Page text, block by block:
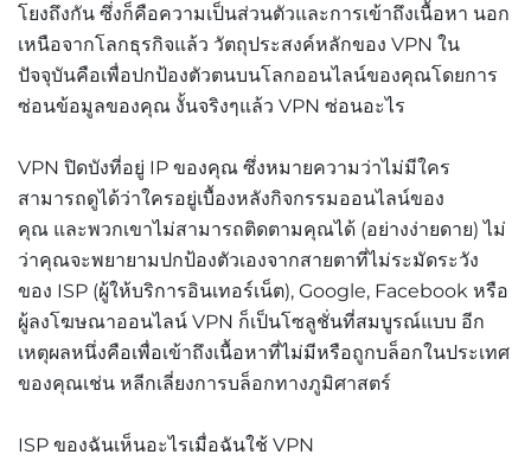
โยงถึงกัน ซึ่งก็คือความเป็นส่วนตัวและการเข้าถึงเนื้อหา นอก
เหนือจากโลกธุรกิจแล้ว วัตถุประสงค์หลักของ VPN ใน
ปัจจุบันคือเพื่อปกป้องตัวตนบนโลกออนไลน์ของคุณโดยการ
ซ่อนข้อมูลของคุณ งั้นจริงๆแล้ว VPN ซ่อนอะไร
VPN ปิดบังที่อยู่ IP ของคุณ ซึ่งหมายความว่าไม่มีใคร
สามารถดูได้ว่าใครอยู่เบื้องหลังกิจกรรมออนไลน์ของ
คุณ และพวกเขาไม่สามารถติดตามคุณได้ (อย่างง่ายดาย) ไม่
ว่าคุณจะพยายามปกป้องตัวเองจากสายตาที่ไม่ระมัดระวัง
ของ ISP (ผู้ให้บริการอินเทอร์เน็ต), Google, Facebook หรือ
ผู้ลงโฆษณาออนไลน์ VPN ก็เป็นโซลูชั่นที่สมบูรณ์แบบ อีก
เหตุผลหนึ่งคือเพื่อเข้าถึงเนื้อหาที่ไม่มีหรือถูกบล็อกในประเทศ
ของคุณเช่น หลีกเลี่ยงการบล็อกทางภูมิศาสตร์
ISP ของฉันเห็นอะไรเมื่อฉันใช้ VPN